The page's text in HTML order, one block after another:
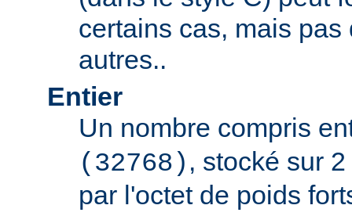
certains cas, mais pas
autres..
Entier
Un nombre compris
(32768) , stocké sur
par l'octet de poids